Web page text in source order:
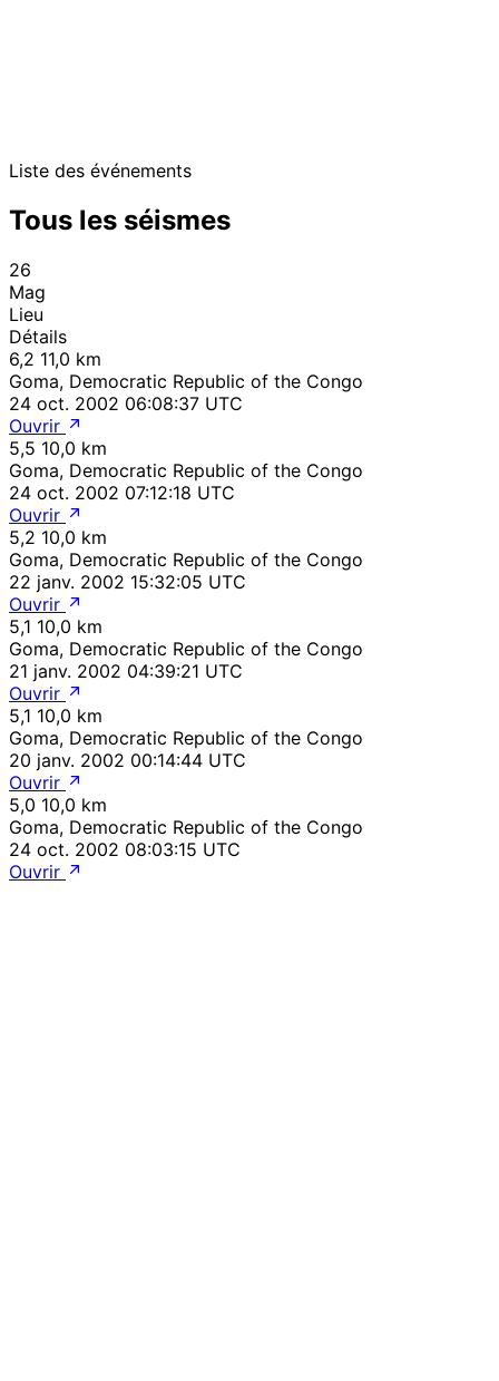
Liste des événements
Tous les séismes
26
Mag
Lieu
Détails
6,2 11,0 km
Goma, Democratic Republic of the Congo
24 oct. 2002 06:08:37 UTC
Ouvrir
5,5 10,0 km
Goma, Democratic Republic of the Congo
24 oct. 2002 07:12:18 UTC
Ouvrir
5,2 10,0 km
Goma, Democratic Republic of the Congo
22 janv. 2002 15:32:05 UTC
Ouvrir
5,1 10,0 km
Goma, Democratic Republic of the Congo
21 janv. 2002 04:39:21 UTC
Ouvrir
5,1 10,0 km
Goma, Democratic Republic of the Congo
20 janv. 2002 00:14:44 UTC
Ouvrir
5,0 10,0 km
Goma, Democratic Republic of the Congo
24 oct. 2002 08:03:15 UTC
Ouvrir